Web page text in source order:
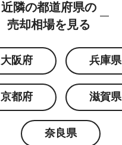
近隣の都道府県の
売却相場を見る
大阪府 兵庫県
京都府 滋賀県
奈良県